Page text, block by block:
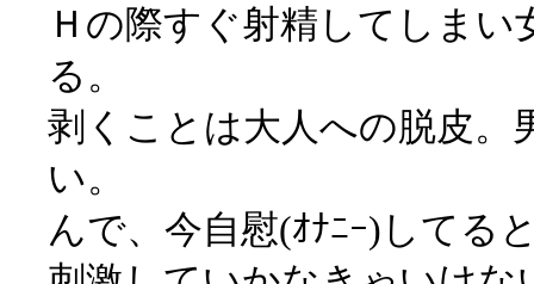
Ｈの際すぐ射精してしま
る。
剥くことは大人への脱皮
い。
んで、今自慰(ｵﾅﾆｰ)してる